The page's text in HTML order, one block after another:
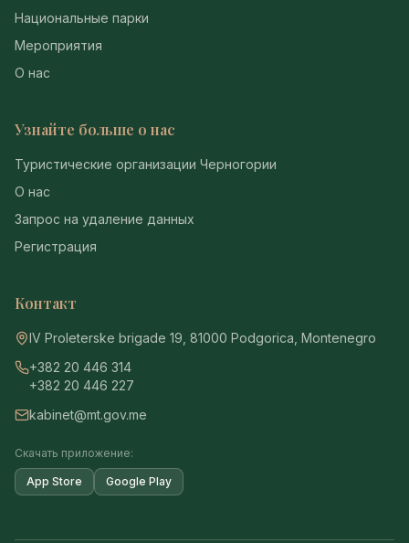
Национальные парки
Мероприятия
О нас
Узнайте больше о нас
Туристические организации Черногории
О нас
Запрос на удаление данных
Регистрация
Контакт
IV Proleterske brigade 19, 81000 Podgorica, Montenegro
+382 20 446 314
+382 20 446 227
kabinet@mt.gov.me
Скачать приложение:
App Store Google Play